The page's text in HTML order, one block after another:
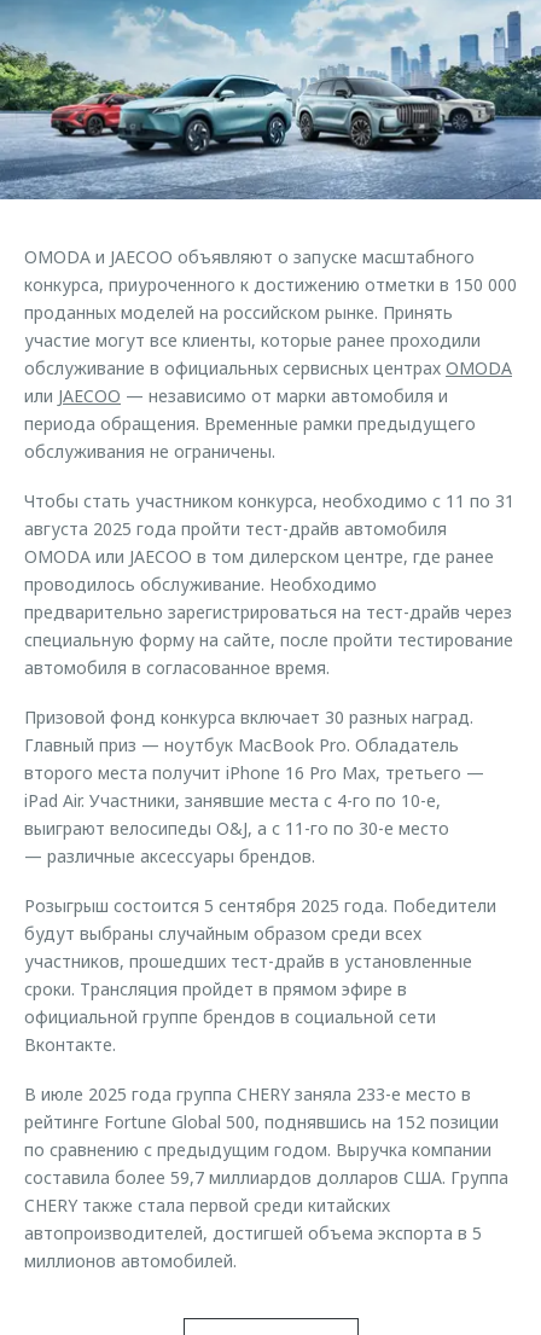
Страхование
Кредитный калькулятор
Аксессуары
Одежда и сувениры
Оригинальные аксессуары
Трейд-ин
Калькулятор трейд-ин
Клиентская поддержка
O&J Автоклуб
Клуб владельцев OMODA
Приложение O&J
Аксессуары
Оригинальные аксессуары
Запчасти
Обратная связь
OMODA и JAECOO объявляют о запуске масштабного
конкурса, приуроченного к достижению отметки в 150 000
проданных моделей на российском рынке. Принять
участие могут все клиенты, которые ранее проходили
обслуживание в официальных сервисных центрах OMODA
или JAECOO — независимо от марки автомобиля и
периода обращения. Временные рамки предыдущего
обслуживания не ограничены.
Чтобы стать участником конкурса, необходимо с 11 по 31
августа 2025 года пройти тест-драйв автомобиля
OMODA или JAECOO в том дилерском центре, где ранее
проводилось обслуживание. Необходимо
предварительно зарегистрироваться на тест-драйв через
специальную форму на сайте, после пройти тестирование
автомобиля в согласованное время.
Призовой фонд конкурса включает 30 разных наград.
Главный приз — ноутбук MacBook Pro. Обладатель
второго места получит iPhone 16 Pro Max, третьего —
iPad Air. Участники, занявшие места с 4-го по 10-е,
выиграют велосипеды O&J, а с 11-го по 30-е место
— различные аксессуары брендов.
Розыгрыш состоится 5 сентября 2025 года. Победители
будут выбраны случайным образом среди всех
участников, прошедших тест-драйв в установленные
сроки. Трансляция пройдет в прямом эфире в
официальной группе брендов в социальной сети
Вконтакте.
В июле 2025 года группа CHERY заняла 233-е место в
рейтинге Fortune Global 500, поднявшись на 152 позиции
по сравнению с предыдущим годом. Выручка компании
составила более 59,7 миллиардов долларов США. Группа
CHERY также стала первой среди китайских
автопроизводителей, достигшей объема экспорта в 5
миллионов автомобилей.